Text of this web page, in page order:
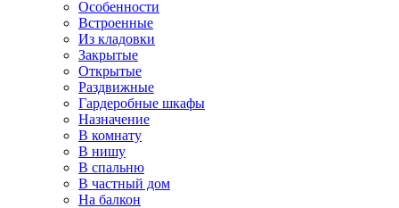
Особенности
Встроенные
Из кладовки
Закрытые
Открытые
Раздвижные
Гардеробные шкафы
Назначение
В комнату
В нишу
В спальню
В частный дом
На балкон